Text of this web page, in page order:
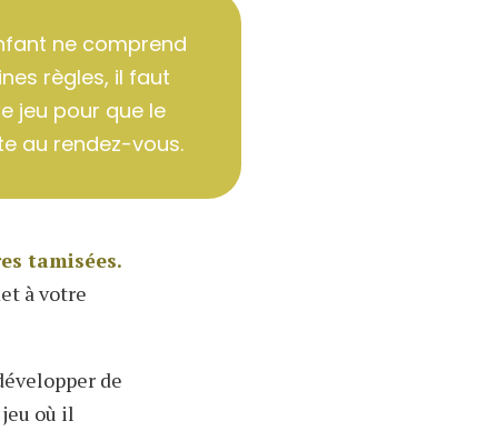
ne comprend
règles, il faut
jeu pour que le
au rendez-vous.
tamisées.
à votre
de
où il